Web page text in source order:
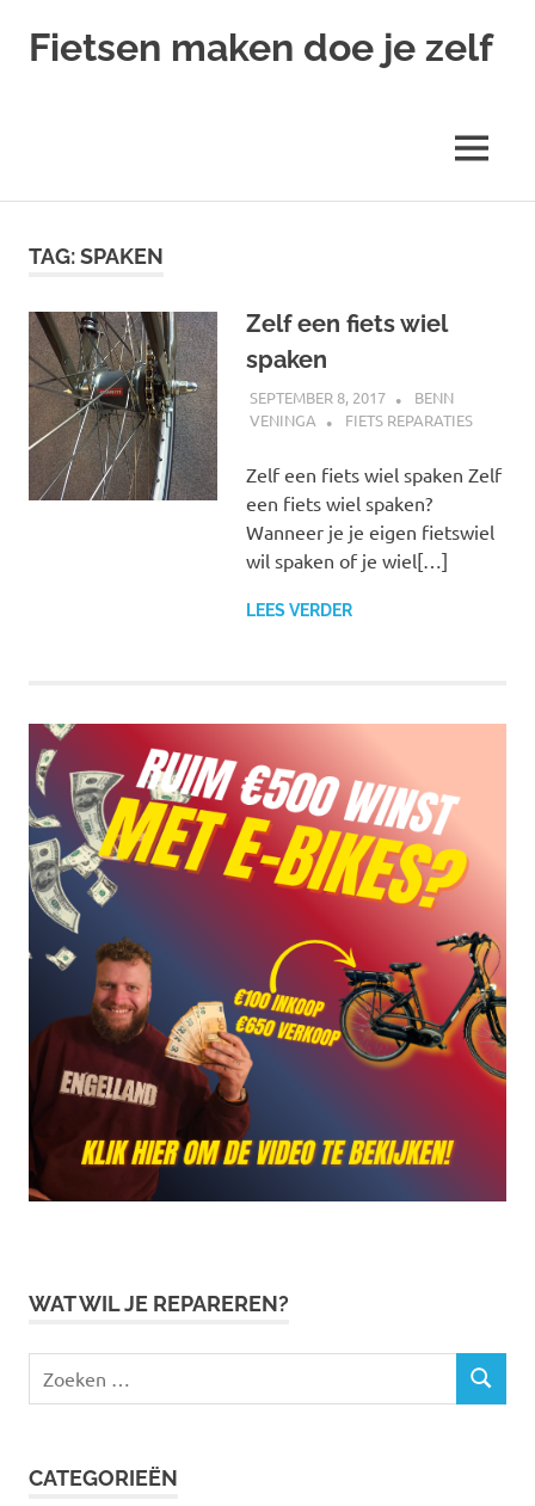
Fietsen maken doe je zelf
MENU
TAG:SPAKEN
Zelf een fiets wiel
spaken
SEPTEMBER 8, 2017
BENN
VENINGA
FIETS REPARATIES
Zelf een fiets wiel spaken Zelf
een fiets wiel spaken?
Wanneer je je eigen fietswiel
wil spaken of je wiel[…]
LEES VERDER
WAT WIL JE REPAREREN?
naar:
ZOEKEN
CATEGORIEËN